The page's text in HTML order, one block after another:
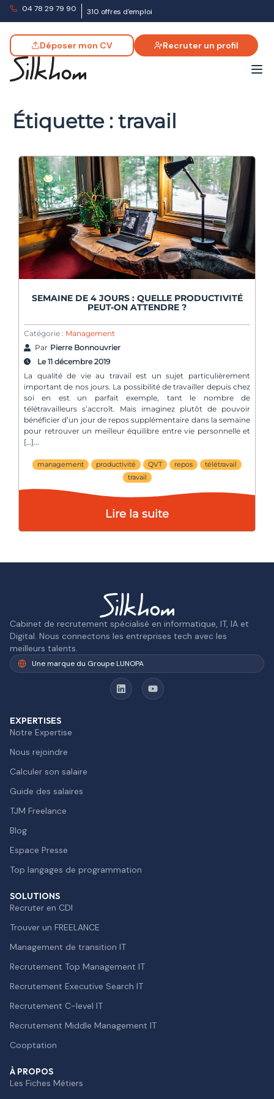
04 78 29 79 90 310 offres d'emploi
Déposer mon CV Recruter un profil
Étiquette : travail
SEMAINE DE 4 JOURS : QUELLE PRODUCTIVITÉ
PEUT-ON ATTENDRE ?
Catégorie : Management
Par Pierre Bonnouvrier
Le 11 décembre 2019
La qualité de vie au travail est un sujet particulièrement
important de nos jours. La possibilité de travailler depuis chez
soi en est un parfait exemple, tant le nombre de
télétravailleurs s’accroît. Mais imaginez plutôt de pouvoir
bénéficier d’un jour de repos supplémentaire dans la semaine
pour retrouver un meilleur équilibre entre vie personnelle et
[…]
management productivité QVT repos
télétravail
travail
Lire la suite
Cabinet de recrutement spécialisé en informatique, IT, IA et
Digital. Nous connectons les entreprises tech avec les
meilleurs talents.
Une marque du Groupe LUNOPA
EXPERTISES
Notre Expertise
Nous rejoindre
Calculer son salaire
Guide des salaires
TJM Freelance
Blog
Espace Presse
Top langages de programmation
SOLUTIONS
Recruter en CDI
Trouver un FREELANCE
Management de transition IT
Recrutement Top Management IT
Recrutement Executive Search IT
Recrutement C-level IT
Recrutement Middle Management IT
Cooptation
À PROPOS
Les Fiches Métiers